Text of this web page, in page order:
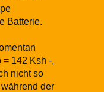
Batterie.
= 142 Ksh -,
nicht so
der